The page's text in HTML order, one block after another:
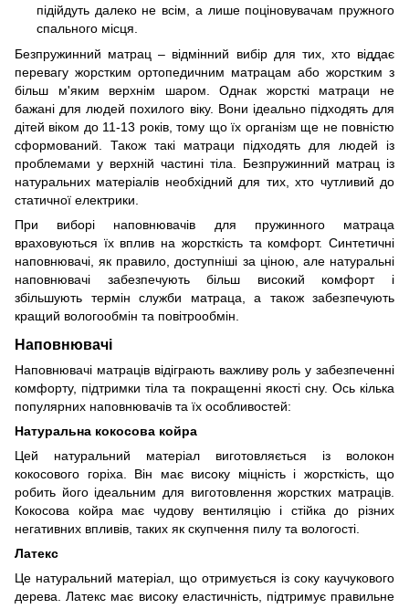
підійдуть далеко не всім, а лише поціновувачам пружного
спального місця.
Безпружинний матрац – відмінний вибір для тих, хто віддає
перевагу жорстким ортопедичним матрацам або жорстким з
більш м'яким верхнім шаром. Однак жорсткі матраци не
бажані для людей похилого віку. Вони ідеально підходять для
дітей віком до 11-13 років, тому що їх організм ще не повністю
сформований. Також такі матраци підходять для людей із
проблемами у верхній частині тіла. Безпружинний матрац із
натуральних матеріалів необхідний для тих, хто чутливий до
статичної електрики.
При виборі наповнювачів для пружинного матраца
враховуються їх вплив на жорсткість та комфорт. Синтетичні
наповнювачі, як правило, доступніші за ціною, але натуральні
наповнювачі забезпечують більш високий комфорт і
збільшують термін служби матраца, а також забезпечують
кращий вологообмін та повітрообмін.
Наповнювачі
Наповнювачі матраців відіграють важливу роль у забезпеченні
комфорту, підтримки тіла та покращенні якості сну. Ось кілька
популярних наповнювачів та їх особливостей:
Натуральна кокосова койра
Цей натуральний матеріал виготовляється із волокон
кокосового горіха. Він має високу міцність і жорсткість, що
робить його ідеальним для виготовлення жорстких матраців.
Кокосова койра має чудову вентиляцію і стійка до різних
негативних впливів, таких як скупчення пилу та вологості.
Латекс
Це натуральний матеріал, що отримується із соку каучукового
дерева. Латекс має високу еластичність, підтримує правильне